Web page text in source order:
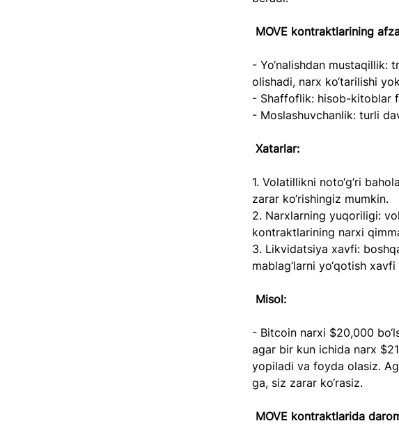
MOVE kontraktlarining
- Yo‘nalishdan mustaqillik:
olishadi, narx ko‘tarilishi
- Shaffoflik: hisob-kitoblar
- Moslashuvchanlik: turli
Xatarlar:
1. Volatillikni noto‘g‘ri
zarar ko‘rishingiz mumkin.
2. Narxlarning yuqoriligi:
kontraktlarining narxi
3. Likvidatsiya xavfi:
mablag‘larni yo‘qotish
Misol:
- Bitcoin narxi $20,000
agar bir kun ichida narx
yopiladi va foyda olasiz.
ga, siz zarar ko‘rasiz.
MOVE kontraktlarida